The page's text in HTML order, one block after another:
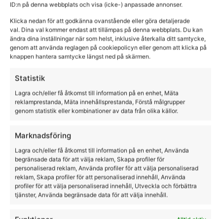
ID:n på denna webbplats och visa (icke-) anpassade annonser.
Klicka nedan för att godkänna ovanstående eller göra detaljerade
val. Dina val kommer endast att tillämpas på denna webbplats. Du kan
ändra dina inställningar när som helst, inklusive återkalla ditt samtycke,
genom att använda reglagen på cookiepolicyn eller genom att klicka på
knappen hantera samtycke längst ned på skärmen.
Statistik
Lagra och/eller få åtkomst till information på en enhet, Mäta
reklamprestanda, Mäta innehållsprestanda, Förstå målgrupper
genom statistik eller kombinationer av data från olika källor.
Marknadsföring
Lagra och/eller få åtkomst till information på en enhet, Använda
begränsade data för att välja reklam, Skapa profiler för
personaliserad reklam, Använda profiler för att välja personaliserad
reklam, Skapa profiler för att personaliserad innehåll, Använda
profiler för att välja personaliserad innehåll, Utveckla och förbättra
tjänster, Använda begränsade data för att välja innehåll.
kortärmad tävlingstopp KL-Princess Ladies
Show Shirt
Kingsland
799,00kr